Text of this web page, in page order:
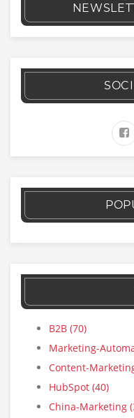
B2B (70)
Marketing-
Content-
HubSpot (40)
China-Marketing